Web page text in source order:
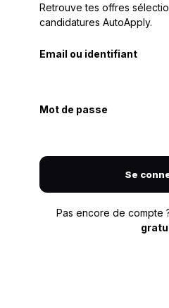
Retrouve tes offres
candidatures AutoApply.
Email ou identifiant
Mot de passe
Se
Pas encore de compte